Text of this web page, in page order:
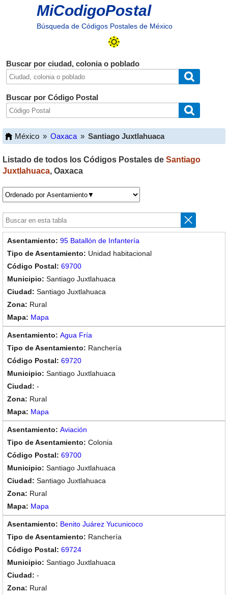
MiCodigoPostal
Búsqueda de Códigos Postales de México
Buscar por ciudad, colonia o poblado
Buscar por Código Postal
México » Oaxaca » Santiago Juxtlahuaca
Listado de todos los Códigos Postales de Santiago
Juxtlahuaca, Oaxaca
95 Batallón de Infantería
Unidad habitacional
69700
Santiago Juxtlahuaca
Santiago Juxtlahuaca
Rural
Mapa
Agua Fría
Ranchería
69720
Santiago Juxtlahuaca
-
Rural
Mapa
Aviación
Colonia
69700
Santiago Juxtlahuaca
Santiago Juxtlahuaca
Rural
Mapa
Benito Juárez Yucunicoco
Ranchería
69724
Santiago Juxtlahuaca
-
Rural